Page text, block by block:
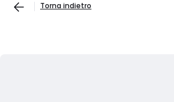
Torna indietro